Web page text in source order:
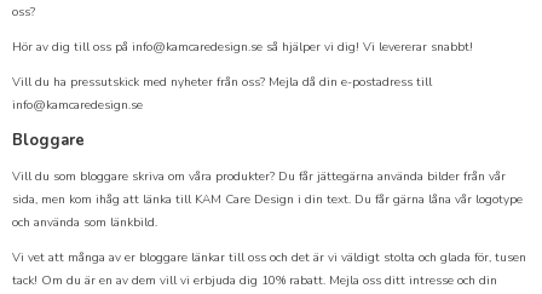
oss?
Hör av dig till oss på info@kamcaredesign.se så hjälper vi dig! Vi levererar snabbt!
Vill du ha pressutskick med nyheter från oss? Mejla då din e-postadress till
info@kamcaredesign.se
Bloggare
Vill du som bloggare skriva om våra produkter? Du får jättegärna använda bilder från vår
sida, men kom ihåg att länka till KAM Care Design i din text. Du får gärna låna vår logotype
och använda som länkbild.
Vi vet att många av er bloggare länkar till oss och det är vi väldigt stolta och glada för, tusen
tack! Om du är en av dem vill vi erbjuda dig 10% rabatt. Mejla oss ditt intresse och din